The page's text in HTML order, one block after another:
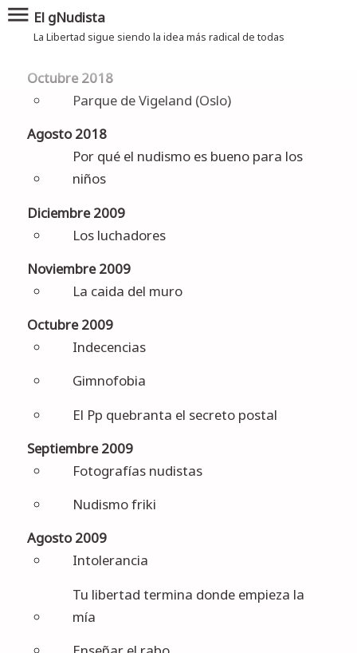
El gNudista
La Libertad sigue siendo la idea más radical de todas
menu
Octubre 2018
Parque de Vigeland (Oslo)
Agosto 2018
Por qué el nudismo es bueno para los
niños
Diciembre 2009
Los luchadores
Noviembre 2009
La caida del muro
Octubre 2009
Indecencias
Gimnofobia
El Pp quebranta el secreto postal
Septiembre 2009
Fotografías nudistas
Nudismo friki
Agosto 2009
Intolerancia
Tu libertad termina donde empieza la
mía